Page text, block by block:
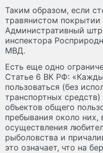
Таким образом, если
травянистом покрытии
Административный
инспектора
МВД.
Есть еще одно
Статье 6 ВК РФ:
пользоваться (без
транспортных
объектов общего
пребывания около них,
осуществления
рыболовства и
это означает, что на